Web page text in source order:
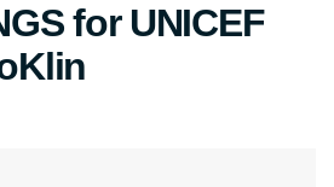
for UNICEF